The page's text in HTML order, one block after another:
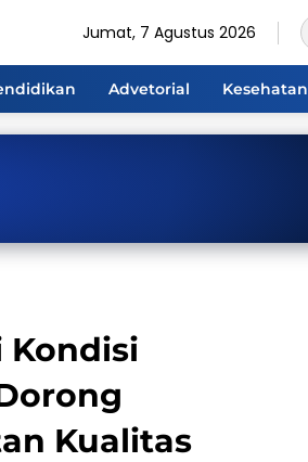
Jumat, 7 Agustus 2026
Advetorial Kesehatan
Kondisi
Kualitas